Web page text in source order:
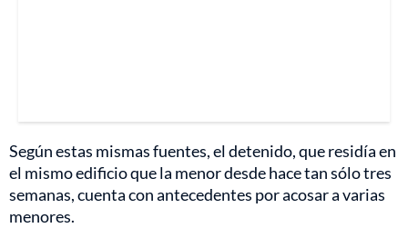
Según estas mismas fuentes, el detenido, que residía en
el mismo edificio que la menor desde hace tan sólo tres
semanas, cuenta con antecedentes por acosar a varias
menores.